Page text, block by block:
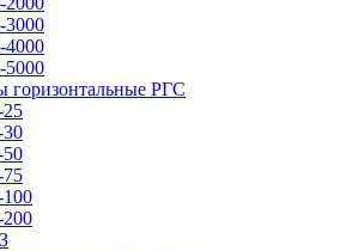
горизонтальные РГС